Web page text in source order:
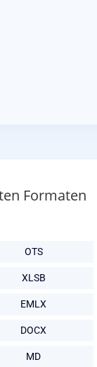
Formaten
OTS
XLSB
EMLX
DOCX
MD